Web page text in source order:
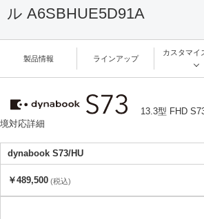
ル A6SBHUE5D91A
製品情報 ラインアップ
カスタマイ
13.3型 FHD
境対応詳細
dynabook S73/HU
￥489,500 (税込)